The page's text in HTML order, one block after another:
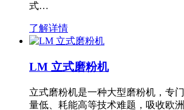
式…
了解详情
LM 立式磨粉机
立式磨粉机是一种大型磨粉机，专
量低、耗能高等技术难题，吸收欧